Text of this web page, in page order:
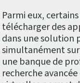
Parmi eux,
télécharger des
dans une solution
simultanément
une banque de
recherche